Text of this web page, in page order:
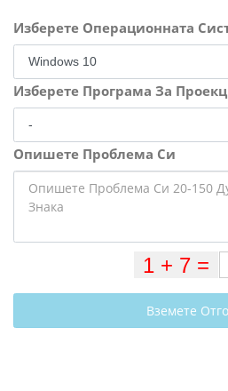
Изберете Операционната
Изберете Програма За
Опишете Проблема Си
Вземете